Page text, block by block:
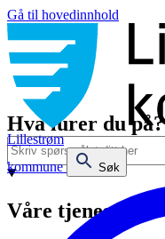
Gå til hovedinnhold
Lillestrøm
kommune
Søk
Hva lurer du på?
Våre tjenester